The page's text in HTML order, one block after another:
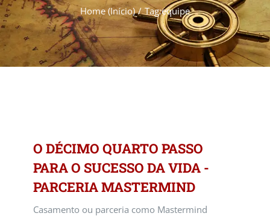
Home (Início) Tag:equipe
O DÉCIMO QUARTO PASSO
PARA O SUCESSO DA VIDA -
PARCERIA MASTERMIND
Casamento ou parceria como Mastermind